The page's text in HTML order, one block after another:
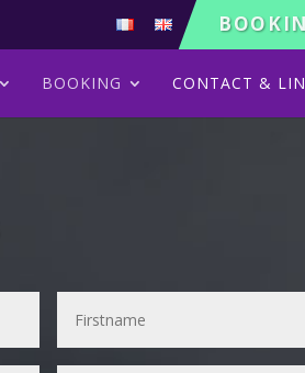
BOOKING CONTACT &